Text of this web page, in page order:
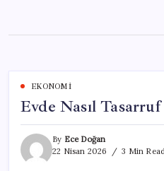
content
EKONOMI
Evde Nasıl Tasarruf
By Ece Doğan
22 Nisan 2026
3 Min